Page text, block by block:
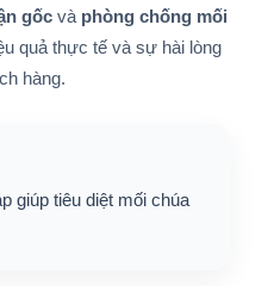
gốcvà phòng chống mối
quả thực tế và sự hài lòng
hàng.
giúp tiêu diệt mối chúa